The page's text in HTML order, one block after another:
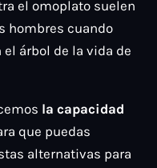
el omoplato suelen
hombres cuando
árbol de la vida de
la capacidad
que puedas
alternativas para